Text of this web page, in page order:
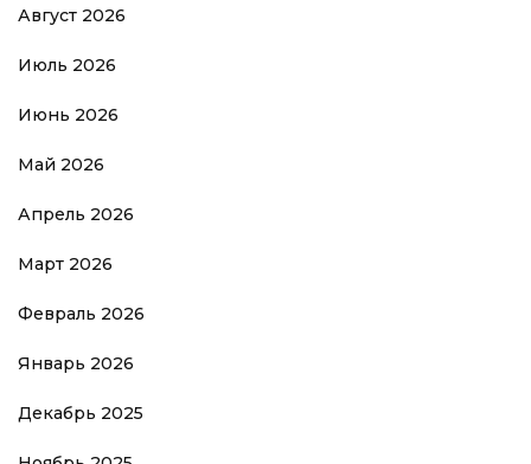
Август 2026
Июль 2026
Июнь 2026
Май 2026
Апрель 2026
Март 2026
Февраль 2026
Январь 2026
Декабрь 2025